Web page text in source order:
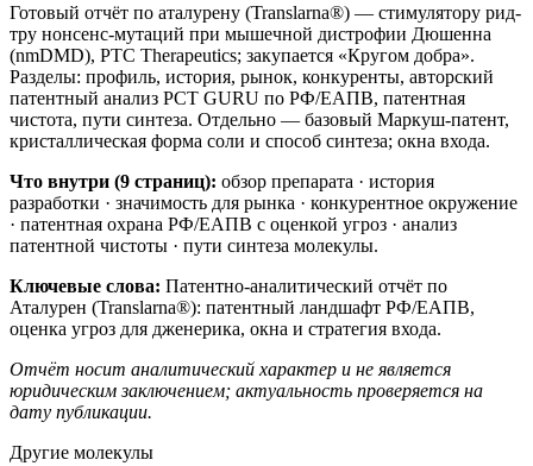
Готовый отчёт по аталурену (Translarna®) — стимулятору рид-
тру нонсенс-мутаций при мышечной дистрофии Дюшенна
(nmDMD), PTC Therapeutics; закупается «Кругом добра».
Разделы: профиль, история, рынок, конкуренты, авторский
патентный анализ PCT GURU по РФ/ЕАПВ, патентная
чистота, пути синтеза. Отдельно — базовый Маркуш-патент,
кристаллическая форма соли и способ синтеза; окна входа.
Что внутри (9 страниц): обзор препарата · история
разработки · значимость для рынка · конкурентное окружение
· патентная охрана РФ/ЕАПВ с оценкой угроз · анализ
патентной чистоты · пути синтеза молекулы.
Ключевые слова: Патентно-аналитический отчёт по
Аталурен (Translarna®): патентный ландшафт РФ/ЕАПВ,
оценка угроз для дженерика, окна и стратегия входа.
Отчёт носит аналитический характер и не является
юридическим заключением; актуальность проверяется на
дату публикации.
Другие молекулы